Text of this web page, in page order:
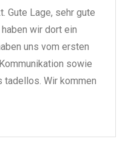
Gute Lage, sehr gute
wir dort ein
uns vom ersten
sowie
Wir kommen